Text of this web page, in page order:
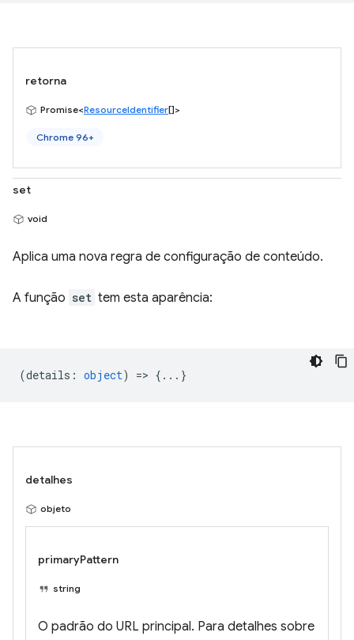
retorna
Promise<ResourceIdentifier[]>
Chrome 96+
set
void
Aplica uma nova regra de configuração de conteúdo.
A função set tem esta aparência:
(details : object) => {...}
detalhes
objeto
primaryPattern
string
O padrão do URL principal. Para detalhes sobre